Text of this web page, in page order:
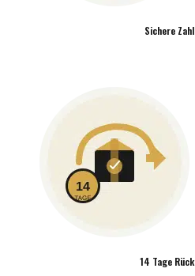
Sichere
14 Tage